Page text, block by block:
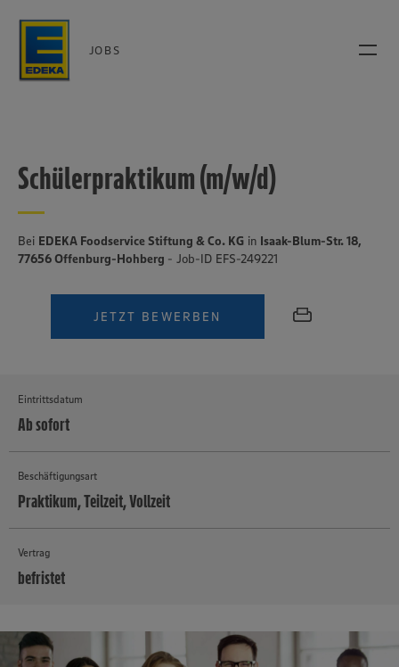
JOBS
Schülerpraktikum (m/w/d)
Bei EDEKA Foodservice Stiftung & Co. KG in Isaak-Blum-Str. 18,
77656 Offenburg-Hohberg - Job-ID EFS-249221
JETZT BEWERBEN
Eintrittsdatum
Ab sofort
Beschäftigungsart
Praktikum, Teilzeit, Vollzeit
Vertrag
befristet